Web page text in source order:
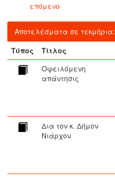
επόμενο
Αποτελέσματα σε τεκμήρια:
Τύπος
Τίτλος
Οφειλόμενη
απάντησις
Δια τον κ. Δήμον
Νιάρχον